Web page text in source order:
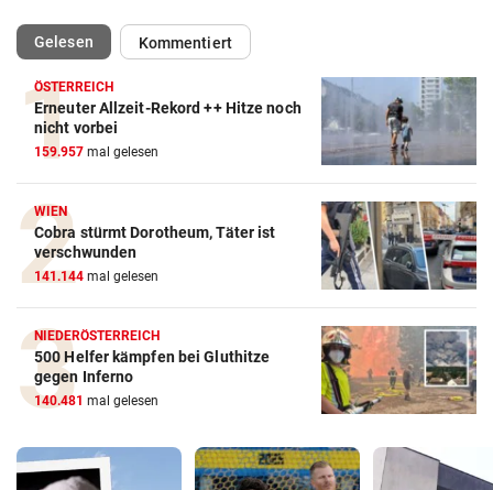
Gelesen(ausgewählt)Kommentiert
ÖSTERREICH
Erneuter Allzeit-Rekord ++ Hitze noch
nicht vorbei
159.957 mal gelesen
WIEN
Cobra stürmt Dorotheum, Täter ist
verschwunden
141.144 mal gelesen
NIEDERÖSTERREICH
500 Helfer kämpfen bei Gluthitze
gegen Inferno
140.481 mal gelesen